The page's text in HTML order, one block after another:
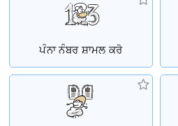
ਪੰਨਾ ਨੰਬਰ ਸ਼ਾਮਲ ਕਰੋ